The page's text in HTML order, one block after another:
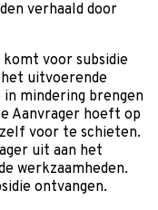
verhaald door
komt voor subsidie
uitvoerende
mindering brengen
Aanvrager hoeft op
voor te schieten.
uit aan het
werkzaamheden.
ontvangen.